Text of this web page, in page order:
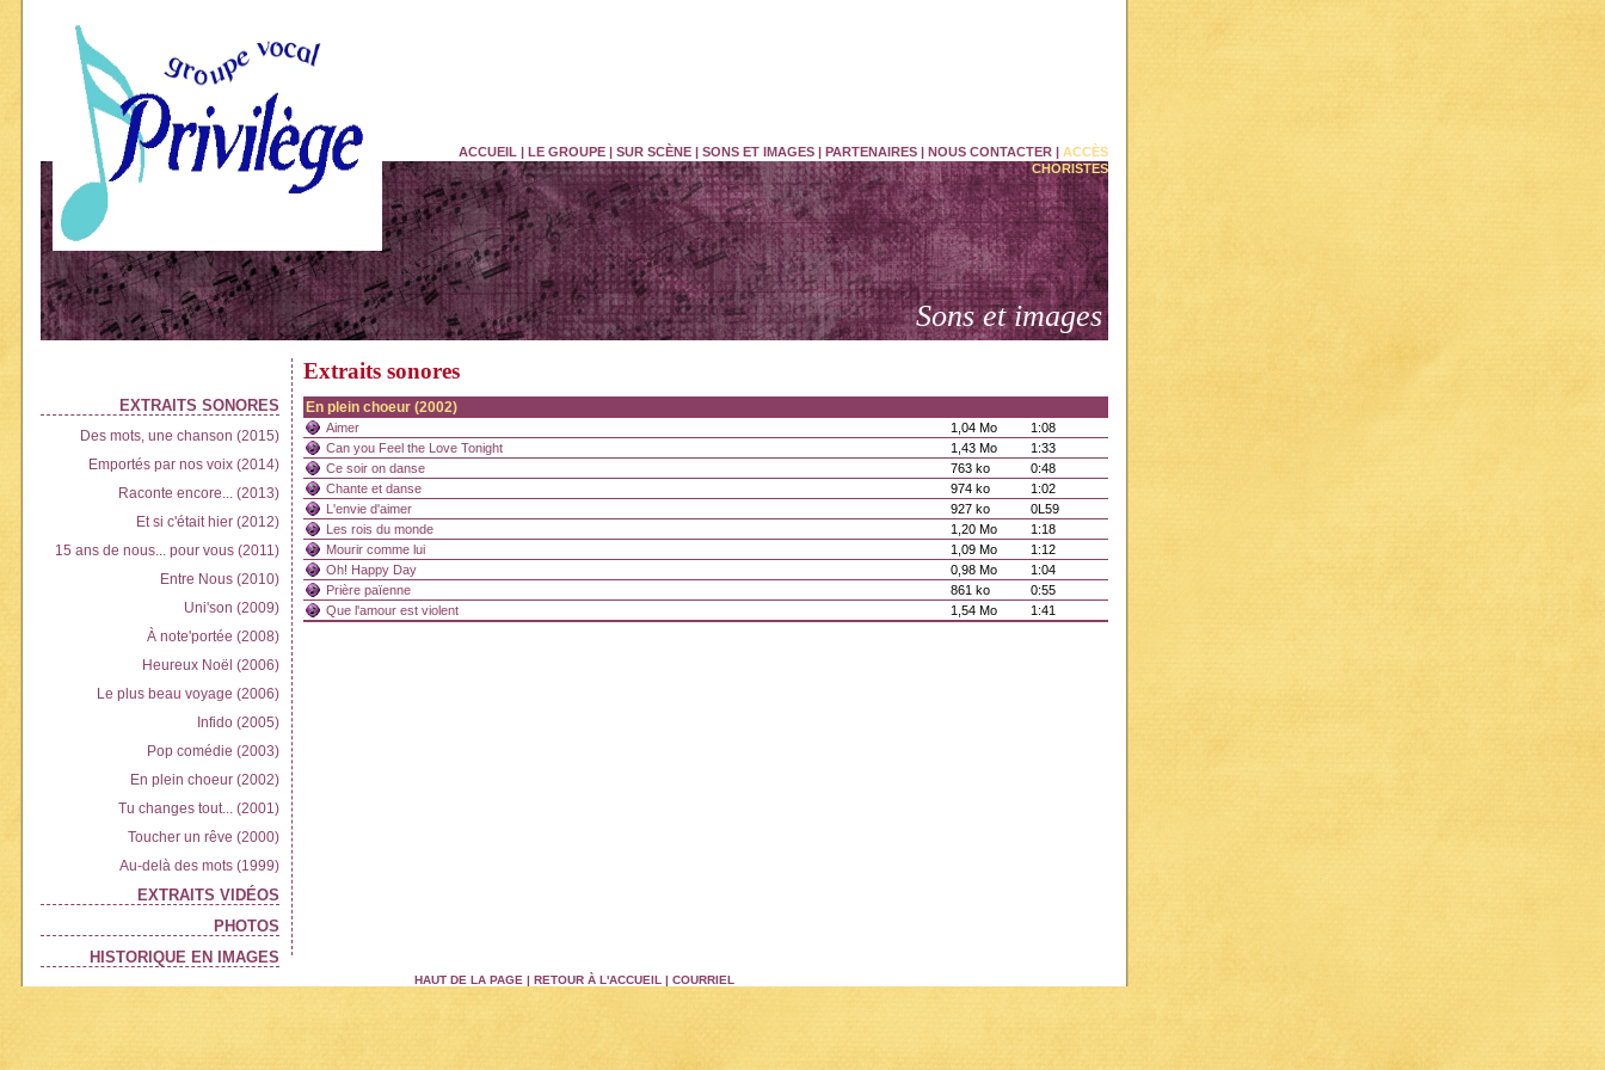
ACCUEIL | LE GROUPE | SUR SCÈNE | SONS ET IMAGES | PARTENAIRES | NOUS CONTACTER | ACCÈS
CHORISTES
Sons et images
EXTRAITS SONORES
Des mots, une chanson (2015)
Emportés par nos voix (2014)
Raconte encore... (2013)
Et si c'était hier (2012)
15 ans de nous... pour vous (2011)
Entre Nous (2010)
Uni'son (2009)
À note'portée (2008)
Heureux Noël (2006)
Le plus beau voyage (2006)
Infido (2005)
Pop comédie (2003)
En plein choeur (2002)
Tu changes tout... (2001)
Toucher un rêve (2000)
Au-delà des mots (1999)
EXTRAITS VIDÉOS
PHOTOS
HISTORIQUE EN IMAGES
Extraits sonores
En plein choeur (2002)
Aimer 1,04 Mo
1:08
Can you Feel the Love Tonight
1,43 Mo
1:33
Ce soir on danse
763 ko
0:48
Chante et danse
974 ko
1:02
L'envie d'aimer
927 ko
0L59
Les rois du monde
1,20 Mo
1:18
Mourir comme lui
1,09 Mo
1:12
Oh! Happy Day
0,98 Mo
1:04
Prière païenne
861 ko
0:55
Que l'amour est violent
1,54 Mo 1:41
HAUT DE LA PAGE | RETOUR À L'ACCUEIL | COURRIEL